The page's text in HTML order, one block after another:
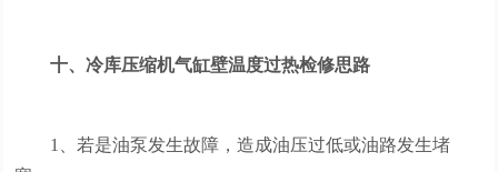
十、冷库压缩机气缸壁温度过热检修思路
1、若是油泵发生故障，造成油压过低或油路发生堵